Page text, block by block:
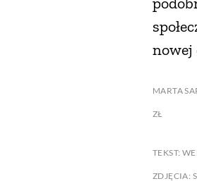
nowej
MARTA
ZŁ
TEKST:
ZDJĘCIA: